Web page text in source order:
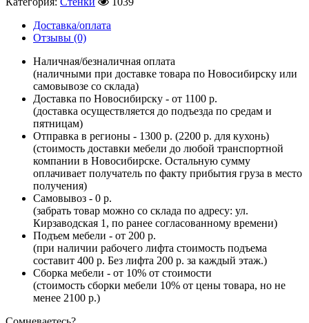
Доставка/оплата
Отзывы (0)
Наличная/безналичная оплата
(наличными при доставке товара по Новосибирску или
самовывозе со склада)
Доставка по Новосибирску - от 1100 р.
(доставка осуществляется до подъезда по средам и
пятницам)
Отправка в регионы - 1300 р. (2200 р. для кухонь)
(стоимость доставки мебели до любой транспортной
компании в Новосибирске. Остальную сумму
оплачивает получатель по факту прибытия груза в место
получения)
Самовывоз - 0 р.
(забрать товар можно со склада по адресу: ул.
Кирзаводская 1, по ранее согласованному времени)
Подъем мебели - от 200 р.
(при наличии рабочего лифта стоимость подъема
составит 400 р. Без лифта 200 р. за каждый этаж.)
Сборка мебели - от 10% от стоимости
(стоимость сборки мебели 10% от цены товара, но не
менее 2100 р.)